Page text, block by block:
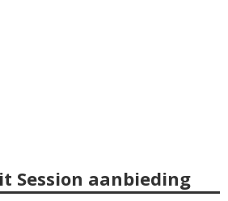
Session aanbieding